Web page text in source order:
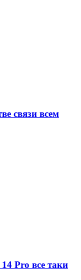
связи всем
Pro все таки